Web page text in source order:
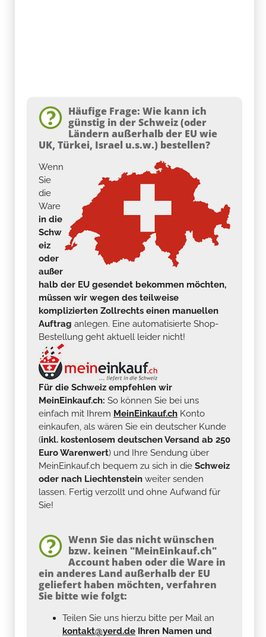
Häufige Frage: Wie kann ich
günstig in der Schweiz (oder
Ländern außerhalb der EU wie
UK, Türkei, Israel u.s.w.) bestellen?
Wenn
Sie
die
Ware
in die
Schw
eiz
oder
außer
halb der EU gesendet bekommen möchten,
müssen wir wegen des teilweise
komplizierten Zollrechts einen manuellen
Auftrag anlegen. Eine automatisierte Shop-
Bestellung geht aktuell leider nicht!
Für die Schweiz empfehlen wir
MeinEinkauf.ch: So können Sie bei uns
einfach mit Ihrem MeinEinkauf.ch Konto
einkaufen, als wären Sie ein deutscher Kunde
(inkl. kostenlosem deutschen Versand ab 250
Euro Warenwert) und Ihre Sendung über
MeinEinkauf.ch bequem zu sich in die Schweiz
oder nach Liechtenstein weiter senden
lassen. Fertig verzollt und ohne Aufwand für
Sie!
Wenn Sie das nicht wünschen
bzw. keinen "MeinEinkauf.ch"
Account haben oder die Ware in
ein anderes Land außerhalb der EU
geliefert haben möchten, verfahren
Sie bitte wie folgt:
Teilen Sie uns hierzu bitte per Mail an
kontakt@yerd.de Ihren Namen und